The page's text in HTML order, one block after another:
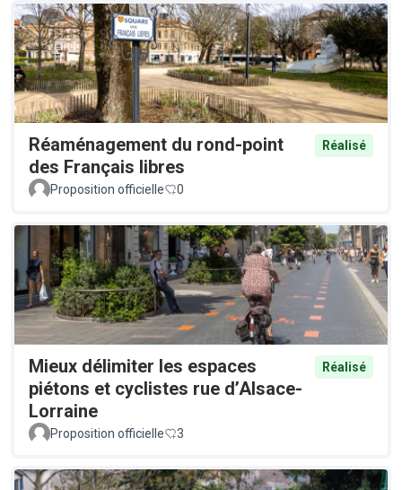
Réaménagement du rond-point
des Français libres
Réalisé
Proposition officielle 0
Mieux délimiter les espaces
piétons et cyclistes rue d’Alsace-
Lorraine
Réalisé
Proposition officielle 3